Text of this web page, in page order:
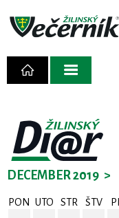
DECEMBER 2019 >
PON UTO STR ŠTV